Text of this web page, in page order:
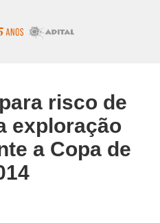
risco de
exploração
a Copa de